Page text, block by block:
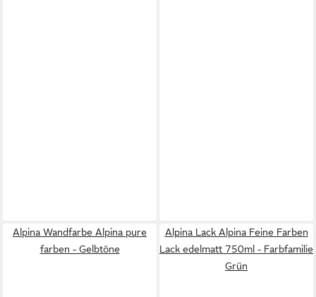
Alpina Wandfarbe Alpina pure
farben - Gelbtöne
Alpina Lack Alpina Feine Farben
Lack edelmatt 750ml - Farbfamilie
Grün